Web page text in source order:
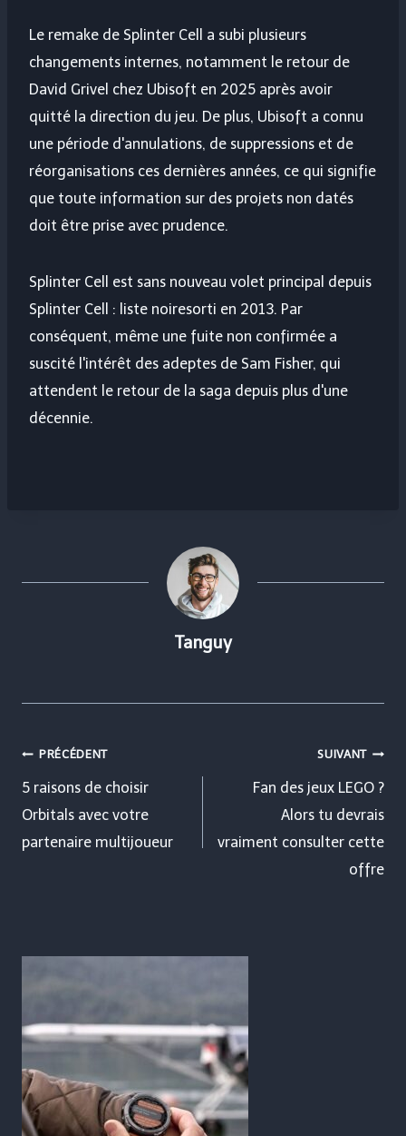
Le remake de Splinter Cell a subi plusieurs
changements internes, notamment le retour de
David Grivel chez Ubisoft en 2025 après avoir
quitté la direction du jeu. De plus, Ubisoft a connu
une période d'annulations, de suppressions et de
réorganisations ces dernières années, ce qui signifie
que toute information sur des projets non datés
doit être prise avec prudence.
Splinter Cell est sans nouveau volet principal depuis
Splinter Cell : liste noiresorti en 2013. Par
conséquent, même une fuite non confirmée a
suscité l'intérêt des adeptes de Sam Fisher, qui
attendent le retour de la saga depuis plus d'une
décennie.
Tanguy
Navigation
de
l’article
PRÉCÉDENT
5 raisons de choisir
Orbitals avec votre
partenaire multijoueur
SUIVANT
Fan des jeux LEGO ?
Alors tu devrais
vraiment consulter cette
offre